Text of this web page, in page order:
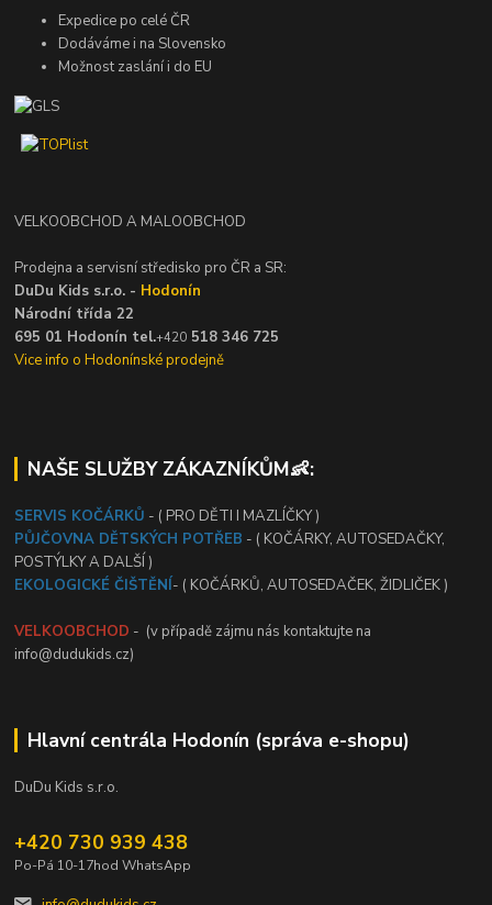
Expedice po celé ČR
Dodáváme i na Slovensko
Možnost zaslání i do EU
VELKOOBCHOD A MALOOBCHOD
Prodejna a servisní středisko pro ČR a SR:
DuDu Kids s.r.o. - Hodonín
Národní třída 22
695 01 Hodonín tel.+420 518 346 725
Vice info o Hodonínské prodejně
NAŠE SLUŽBY ZÁKAZNÍKŮM👶:
SERVIS KOČÁRKŮ - ( PRO DĚTI I MAZLÍČKY )
PŮJČOVNA DĚTSKÝCH POTŘEB - ( KOČÁRKY, AUTOSEDAČKY,
POSTÝLKY A DALŠÍ )
EKOLOGICKÉ ČIŠTĚNÍ- ( KOČÁRKŮ, AUTOSEDAČEK, ŽIDLIČEK )
VELKOOBCHOD - (v případě zájmu nás kontaktujte na
info@dudukids.cz)
Hlavní centrála Hodonín (správa e-shopu)
DuDu Kids s.r.o.
+420 730 939 438
Po-Pá 10-17hod WhatsApp